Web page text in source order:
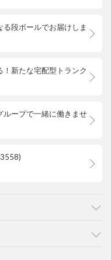
段ボールでお届けしま
新たな宅配型トランク
ループで一緒に働きませ